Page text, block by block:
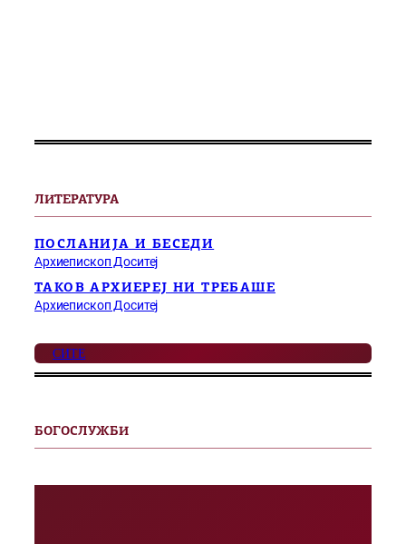
ЛИТЕРАТУРА
ПОСЛАНИЈА И БЕСЕДИ
Архиепископ Доситеј
ТАКОВ АРХИЕРЕЈ НИ ТРЕБАШЕ
Архиепископ Доситеј
СИТЕ
БОГОСЛУЖБИ